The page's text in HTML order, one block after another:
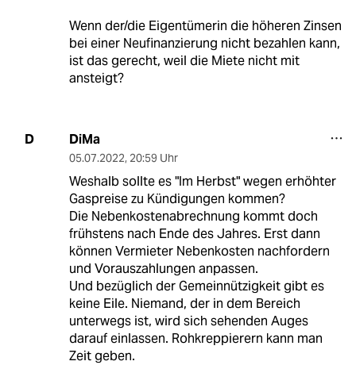
Wenn der/die Eigentümerin die höheren Zinsen
bei einer Neufinanzierung nicht bezahlen kann,
ist das gerecht, weil die Miete nicht mit
ansteigt?
D DiMa
05.07.2022, 20:59 Uhr
Weshalb sollte es "Im Herbst" wegen erhöhter
Gaspreise zu Kündigungen kommen?
Die Nebenkostenabrechnung kommt doch
frühstens nach Ende des Jahres. Erst dann
können Vermieter Nebenkosten nachfordern
und Vorauszahlungen anpassen.
Und bezüglich der Gemeinnützigkeit gibt es
keine Eile. Niemand, der in dem Bereich
unterwegs ist, wird sich sehenden Auges
darauf einlassen. Rohkreppierern kann man
Zeit geben.